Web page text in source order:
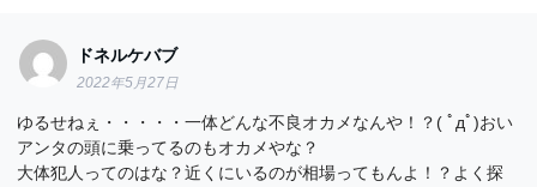
ドネルケバブ
2022年5月27日
ゆるせねぇ・・・・・一体どんな不良オカメなんや！？( ﾟдﾟ)おい
アンタの頭に乗ってるのもオカメやな？
大体犯人ってのはな？近くにいるのが相場ってもんよ！？よく探